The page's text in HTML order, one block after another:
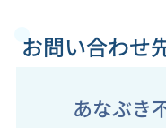
お問い合わせ
あなぶき